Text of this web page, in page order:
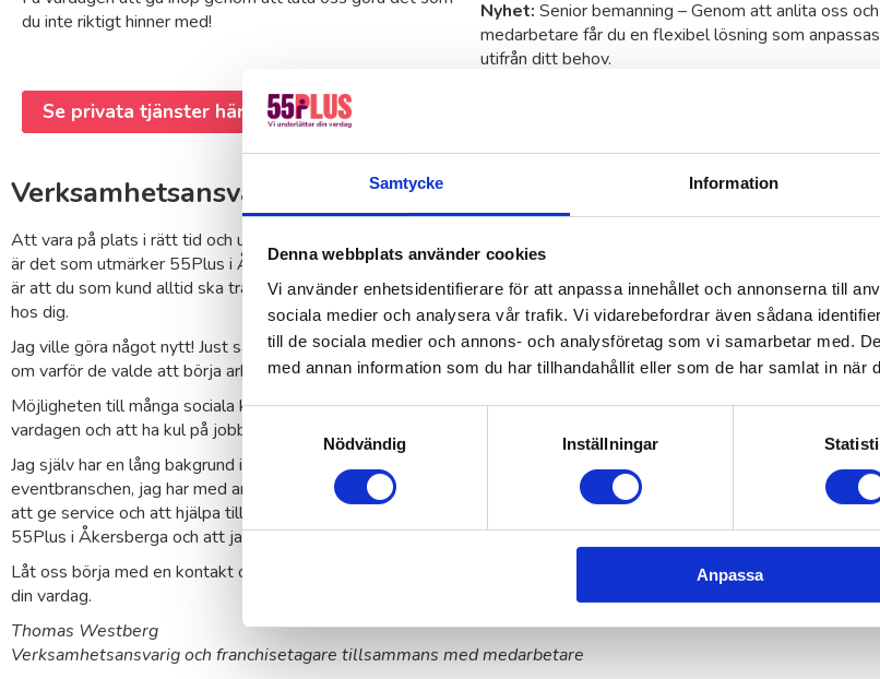
Samtycke Information
Denna webbplats använder cookies
Vi använder enhetsidentifierare för att anpassa innehållet och annonserna till
sociala medier och analysera vår trafik. Vi vidarebefordrar även sådana
till de sociala medier och annons- och analysföretag som vi samarbetar med.
med annan information som du har tillhandahållit eller som de har samlat in när
Nödvändig
Inställningar
Anpassa
du inte riktigt hinner med!
Se privata tjänster här
Nyhet: Senior bemanning – Genom att anlita oss
medarbetare får du en flexibel lösning som anpassas
utifrån ditt behov.
Verksamhetsansvarig 55Plus Åkersberga
Att vara på plats i rätt tid och utföra jobbet professionellt med engagerade medarbetare
är det som utmärker 55Plus i Åkersberga. För oss är relationer A och O. Vår målsättning
är att du som kund alltid ska träffa samma personer som utför återkommande uppdrag
hos dig.
Jag ville göra något nytt! Just så säger bland annat många av våra seniora medarbetare
om varför de valde att börja arbeta hos oss.
Möjligheten till många sociala kontakter och att hjälpa till med att höja livskvaliteten i
vardagen och att ha kul på jobbet är viktiga ingredienser.
Jag själv har en lång bakgrund inom servicebranschen, restaurang, rese samt
eventbranschen, jag har med andra ord jobbat med människor i hela mitt liv. Jag brinner för
att ge service och att hjälpa till. Just det var den stora anledningen till att jag startade upp
55Plus i Åkersberga och att jag ville göra något nytt.
Låt oss börja med en kontakt och så tar vi det där ifrån och kikar på hur vi kan hjälpa dig i
din vardag.
Thomas Westberg
Verksamhetsansvarig och franchisetagare tillsammans med medarbetare
Vill du skriva
Vi skulle uppskatta
tar bara några
starta!